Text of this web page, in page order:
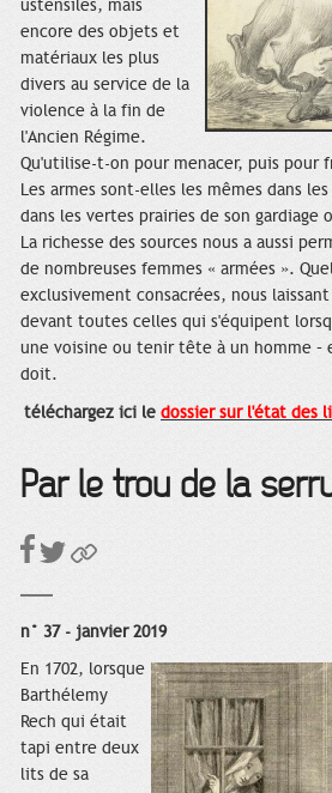
ustensiles, mais
encore des objets et
matériaux les plus
divers au service de la
violence à la fin de
l'Ancien Régime.
Qu'utilise-t-on pour menacer, puis pour
Les armes sont-elles les mêmes dans
dans les vertes prairies de son gardiage
La richesse des sources nous a aussi
de nombreuses femmes « armées ».
exclusivement consacrées, nous
devant toutes celles qui s'équipent
une voisine ou tenir tête à un homme –
doit.
téléchargez ici le dossier sur l'état des
Par le trou de la
n° 37 - janvier 2019
En 1702, lorsque
Barthélemy
Rech qui était
tapi entre deux
lits de sa